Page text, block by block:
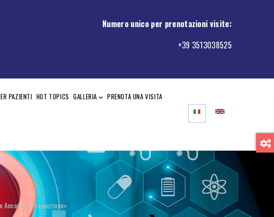
Numero unico per prenotazioni visite:
+39 3513038525
PAZIENTI HOT TOPICS GALLERIA PRENOTA UNA VISITA
La Prevenzione»